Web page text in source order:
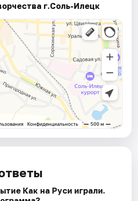
г.Соль-Илецк
Как на Руси играли.